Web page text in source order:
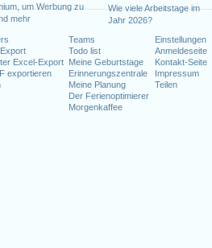
um Werbung zu
mehr
Wie viele Arbeitstage im
Jahr 2026?
Excel-Export
exportieren
Teams
Todo list
Meine Geburtstage
Erinnerungszentrale
Meine Planung
Der Ferienoptimierer
Morgenkaffee
Einstellungen
Anmeldeseite
Kontakt-Seite
Impressum
Teilen